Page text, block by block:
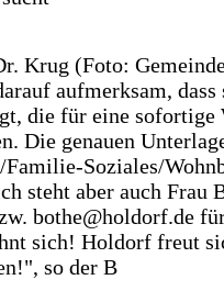
Krug (Foto:
aufmerksam, dass
die für eine sofortige
Die genauen
Soziales/
steht aber auch Frau
bothe@holdorf.de
sich! Holdorf freut
so der B